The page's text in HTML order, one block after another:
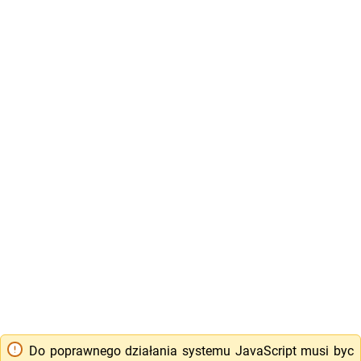
Do poprawnego działania systemu JavaScript musi byc